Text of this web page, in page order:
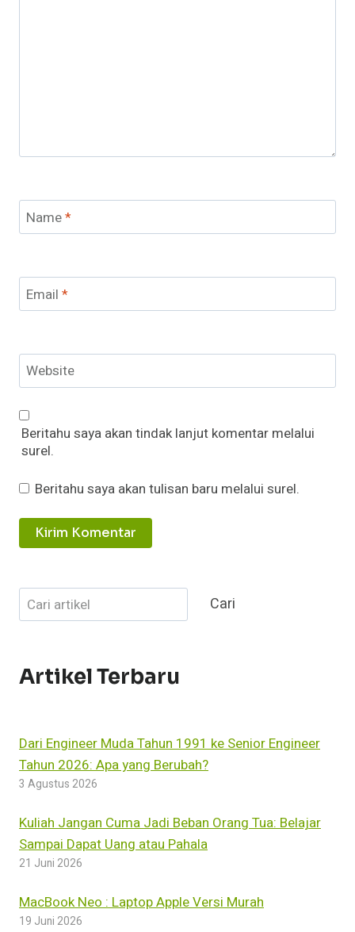
Name*
Email *
Website
Beritahu saya akan tindak lanjut komentar melalui
surel.
Beritahu saya akan tulisan baru melalui surel.
Cari Cari
Artikel Terbaru
Dari Engineer Muda Tahun 1991 ke Senior Engineer
Tahun 2026: Apa yang Berubah?
3 Agustus 2026
Kuliah Jangan Cuma Jadi Beban Orang Tua: Belajar
Sampai Dapat Uang atau Pahala
21 Juni 2026
MacBook Neo : Laptop Apple Versi Murah
19 Juni 2026